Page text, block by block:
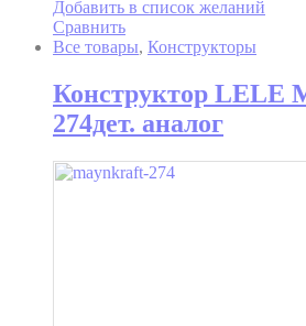
Добавить в список желаний
Сравнить
Все товары, Конструкторы
Конструктор LELE
274дет. аналог